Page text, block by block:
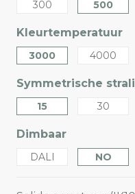
300 500
Kleurtemperatuur
3000 4000
Symmetrische
15 30
Dimbaar
DALI NO